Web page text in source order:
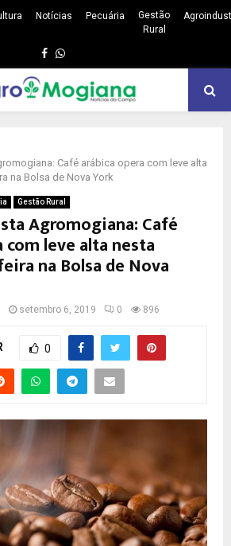
Notícias Pecuária
Gestão
Rural
Facebook
Whatsapp
Café arábica opera com leve alta
na Bolsa de Nova York
Gestão Rural
Agromogiana: Café
com leve alta nesta
na Bolsa de Nova
setembro 6, 2019 0 896
0